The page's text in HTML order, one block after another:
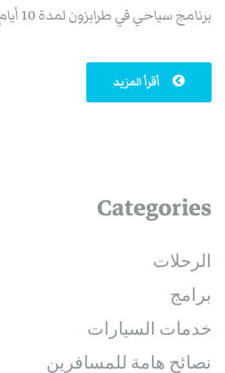
برنامج سياحي في طرابزون لمدة 10 أيام
أقرأ المزيد
Categories
الرحلات
برامج
خدمات السيارات
نصائح هامة للمسافرين